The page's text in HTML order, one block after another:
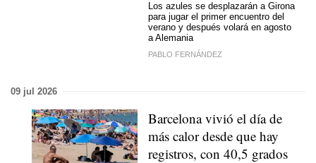
Los azules se desplazarán a Girona
para jugar el primer encuentro del
verano y después volará en agosto
a Alemania
PABLO FERNÁNDEZ
09 jul 2026
Barcelona vivió el día de
más calor desde que hay
registros, con 40,5 grados